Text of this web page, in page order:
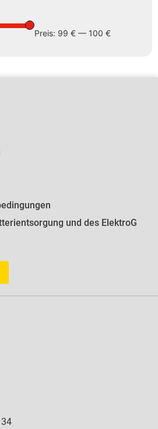
Preis: 99 € — 100 €
und des ElektroG